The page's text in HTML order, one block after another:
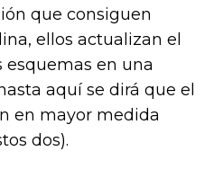
que consiguen
ellos actualizan el
en una
aquí se dirá que el
en mayor medida
dos).